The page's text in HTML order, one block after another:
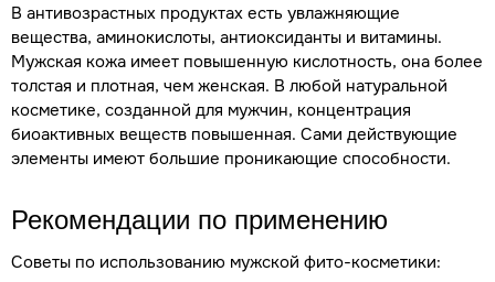
В антивозрастных продуктах есть увлажняющие
вещества, аминокислоты, антиоксиданты и витамины.
Мужская кожа имеет повышенную кислотность, она более
толстая и плотная, чем женская. В любой натуральной
косметике, созданной для мужчин, концентрация
биоактивных веществ повышенная. Сами действующие
элементы имеют большие проникающие способности.
Рекомендации по применению
Советы по использованию мужской фито-косметики: